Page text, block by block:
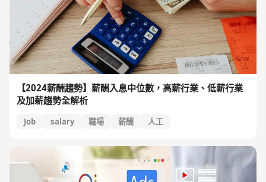
【2024薪酬趨勢】薪酬入息中位數，高薪行業、低薪行業
及加薪趨勢全解析
Job salary 職場 薪酬 人工